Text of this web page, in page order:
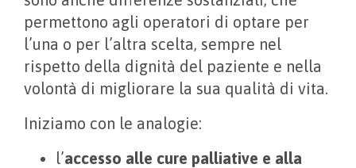
permettono agli operatori di optare per
l’una o per l’altra scelta, sempre nel
rispetto della dignità del paziente e nella
volontà di migliorare la sua qualità di vita.
Iniziamo con le analogie:
l’accesso alle cure palliative e alla